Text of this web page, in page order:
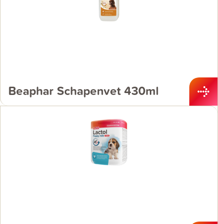
Beaphar Schapenvet 430ml